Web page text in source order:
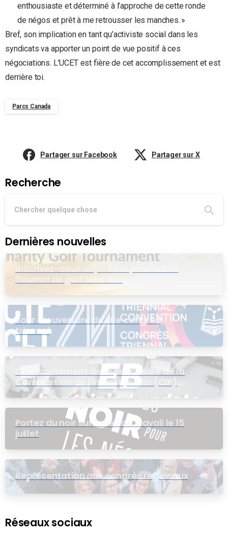
enthousiaste et déterminé à l’approche de cette ronde
de négos et prêt à me retrousser les manches. »
Bref, son implication en tant qu’activiste social dans les
syndicats va apporter un point de vue positif à ces
négociations. L’UCET est fière de cet accomplissement et est
derrière toi.
Parcs Canada
Partager sur Facebook Partager sur X
Recherche
Dernières nouvelles
Inscrivez-cous aujord’hui pour le 20e
Tournoi de golf Mike Wing
Jour d’ouverture du 20e congrès
triennal
Contournement de la procédure de la
Commission de l’intérêt public (CIP)
pour le groupe EB
Portez du noir sur le lieu de travail le 15
juillet
Représentation aux congrès régionaux
Réseaux sociaux